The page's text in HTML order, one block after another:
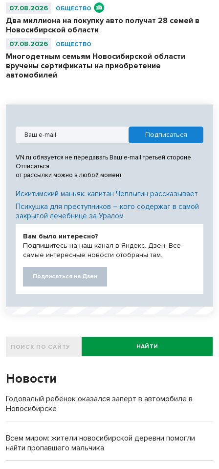
07.08.2026 ОБЩЕСТВО
Два миллиона на покупку авто получат 28 семей в
Новосибирской области
07.08.2026 ОБЩЕСТВО
Многодетным семьям Новосибирской области
вручены сертификаты на приобретение
автомобилей
VN.ru обязуется не передавать Ваш e-mail третьей стороне.
Отписаться
от рассылки можно в любой момент
Искитимский маньяк: капитан Чеплыгин рассказывает
Психушка для преступников – кого содержат в самой
закрытой лечебнице за Уралом
Вам было интересно?
Подпишитесь на наш канал в Яндекс. Дзен. Все
самые интересные новости отобраны там.
Подписаться на Дзен
НАЙТИ
Новости
Годовалый ребёнок оказался заперт в автомобиле в
Новосибирске
Всем миром: жители новосибирской деревни помогли
найти пропавшего мальчика